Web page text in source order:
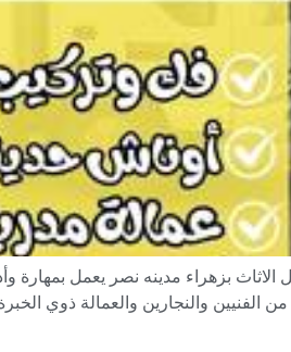
الاثاث بزهراء مدينه نصر يعمل بمهارة
الفنيين والنجارين والعمالة ذوي